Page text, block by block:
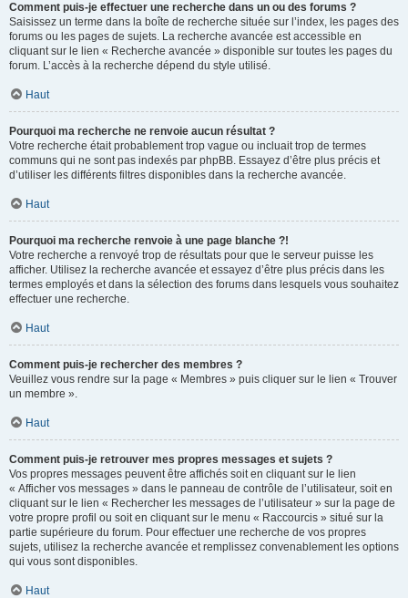
Comment puis-je effectuer une recherche dans un ou des forums ?
Saisissez un terme dans la boîte de recherche située sur l’index, les pages des
forums ou les pages de sujets. La recherche avancée est accessible en
cliquant sur le lien « Recherche avancée » disponible sur toutes les pages du
forum. L’accès à la recherche dépend du style utilisé.
Haut
Pourquoi ma recherche ne renvoie aucun résultat ?
Votre recherche était probablement trop vague ou incluait trop de termes
communs qui ne sont pas indexés par phpBB. Essayez d’être plus précis et
d’utiliser les différents filtres disponibles dans la recherche avancée.
Haut
Pourquoi ma recherche renvoie à une page blanche ?!
Votre recherche a renvoyé trop de résultats pour que le serveur puisse les
afficher. Utilisez la recherche avancée et essayez d’être plus précis dans les
termes employés et dans la sélection des forums dans lesquels vous souhaitez
effectuer une recherche.
Haut
Comment puis-je rechercher des membres ?
Veuillez vous rendre sur la page « Membres » puis cliquer sur le lien « Trouver
un membre ».
Haut
Comment puis-je retrouver mes propres messages et sujets ?
Vos propres messages peuvent être affichés soit en cliquant sur le lien
« Afficher vos messages » dans le panneau de contrôle de l’utilisateur, soit en
cliquant sur le lien « Rechercher les messages de l’utilisateur » sur la page de
votre propre profil ou soit en cliquant sur le menu « Raccourcis » situé sur la
partie supérieure du forum. Pour effectuer une recherche de vos propres
sujets, utilisez la recherche avancée et remplissez convenablement les options
qui vous sont disponibles.
Haut